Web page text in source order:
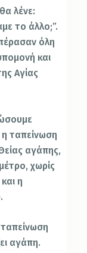
λένε:
το άλλο;”.
όλη
και
Αγίας
ταπείνωση
αγάπης,
χωρίς
η
αγάπη.